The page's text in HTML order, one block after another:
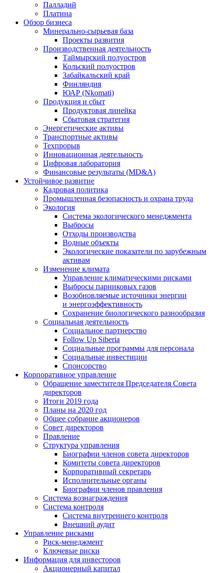
Палладий
Платина
Обзор бизнеса
Минерально-сырьевая база
Проекты развития
Производственная деятельность
Таймырский полуостров
Кольский полуостров
Забайкальский край
Финляндия
ЮАР (Nkomati)
Продукция и сбыт
Продуктовая линейка
Сбытовая стратегия
Энергетические активы
Транспортные активы
Техпрорыв
Инновационная деятельность
Цифровая лаборатория
Финансовые результаты (MD&A)
Устойчивое развитие
Кадровая политика
Промышленная безопасность и охрана труда
Экология
Система экологического менеджмента
Выбросы
Отходы производства
Водные объекты
Экологические показатели по зарубежным
активам
Изменение климата
Управление климатическими рисками
Выбросы парниковых газов
Возобновляемые источники энергии
и энергоэффективность
Сохранение биологического разнообразия
Социальная деятельность
Социальное партнерство
Follow Up Siberia
Социальные программы для персонала
Социальные инвестиции
Спонсорство
Корпоративное управление
Обращение заместителя Председателя Совета
директоров
Итоги 2019 года
Планы на 2020 год
Общее собрание акционеров
Совет директоров
Правление
Структура управления
Биографии членов совета директоров
Комитеты совета директоров
Корпоративный секретарь
Исполнительные органы
Биографии членов правления
Система вознаграждения
Система контроля
Система внутреннего контроля
Внешний аудит
Управление рисками
Риск-менеджмент
Ключевые риски
Информация для инвесторов
Акционерный капитал